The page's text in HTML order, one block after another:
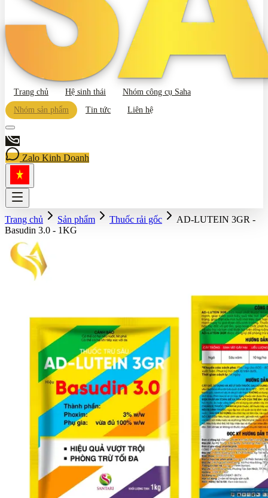
Trang chủ Hệ sinh thái
Nhóm công cụ Saha
Nhóm sản phẩm
Tin tức Liên hệ
Zalo Kinh Doanh
Trang chủ Sản phẩm Thuốc rải gốc
AD-LUTEIN 3GR -
Basudin 3.0 - 1KG